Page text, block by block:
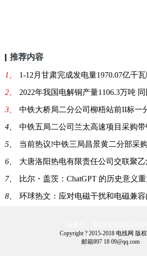
推荐内容
1、 1-12月甘肃完成发电量1970.07亿千
2、 2022年我国电解铜产量1106.3万吨
3、 中铁大桥局二分公司柳梧站前II标一分部铝芯软
4、 中铁五局二公司兰太高速项目采购
5、 当前热议!中铁三局昌景黄二分部采
6、 大唐洛阳热电有限责任公司交联聚乙烯绝缘
7、 比尔・盖茨：ChatGPT 的历史意义重大，不亚
8、 环球热文：应对电磁干扰和电磁兼
Copyright ? 2015-2018 电线网 版
邮箱897 18 09@qq.com